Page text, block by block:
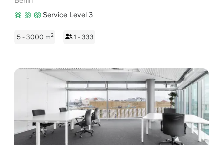
Service Level 3
5 - 3000 m2 1 - 333